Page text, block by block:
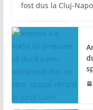
fost dus la Cluj-